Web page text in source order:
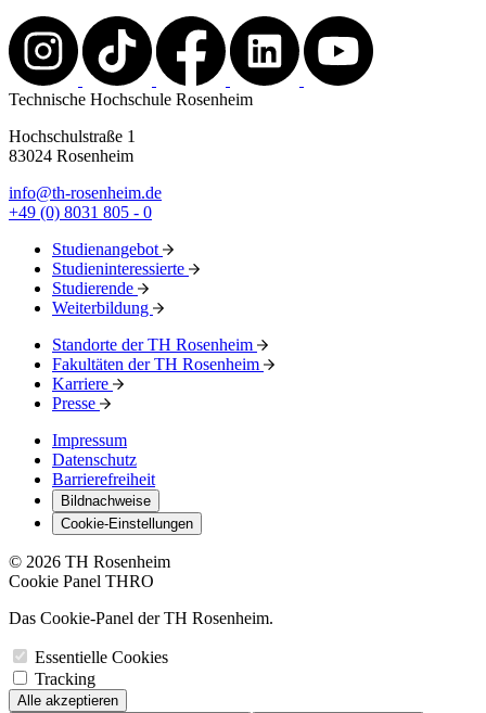
Technische Hochschule Rosenheim
Hochschulstraße 1
83024 Rosenheim
info@th-rosenheim.de
+49 (0) 8031 805 - 0
Studienangebot
Studieninteressierte
Studierende
Weiterbildung
Standorte der TH Rosenheim
Fakultäten der TH Rosenheim
Karriere
Presse
Impressum
Datenschutz
Barrierefreiheit
Bildnachweise
Cookie-Einstellungen
© 2026 TH Rosenheim
Cookie Panel THRO
Das Cookie-Panel der TH Rosenheim.
Essentielle Cookies
Tracking
Alle akzeptieren